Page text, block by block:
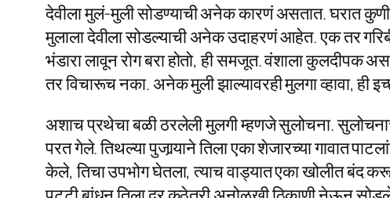
देवीला मुलं-मुली सोडण्याची अनेक कारणं असतात. घरात
मुलाला देवीला सोडल्याची अनेक उदाहरणं आहेत. एक तर
भंडारा लावून रोग बरा होतो, ही समजूत. वंशाला कुलदीपक
तर विचारूच नका. अनेक मुली झाल्यावरही मुलगा व्हावा, ही
अशाच प्रथेचा बळी ठरलेली मुलगी म्हणजे सुलोचना.
परत गेले. तिथल्या पुजार्‍याने तिला एका शेजारच्या गावात
केले, तिचा उपभोग घेतला, त्याच वाड्यात एका खोलीत बंद